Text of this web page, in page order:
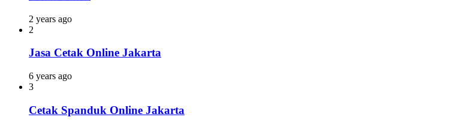
2 years ago
2
Jasa Cetak Online Jakarta
6 years ago
3
Cetak Spanduk Online Jakarta